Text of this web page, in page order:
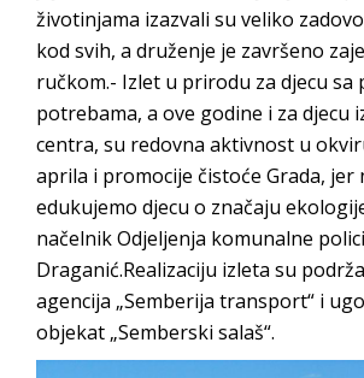
Obavještenje o zabrani
avgusta
Obavještenje za preduzetnika -
životinjama izazvali su veliko
kod svih, a druženje je završeno
ručkom.- Izlet u prirodu za djecu sa
potrebama, a ove godine i za djecu
centra, su redovna aktivnost u
aprila i promocije čistoće Grada, jer
edukujemo djecu o značaju
načelnik Odjeljenja komunalne
Draganić.Realizaciju izleta su
agencija „Semberija transport“ i
objekat „Semberski salaš“.